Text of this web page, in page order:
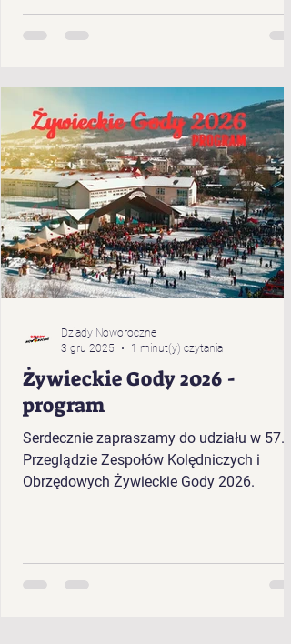
Cięciny „Gronicki” z Brzuśnika „Jukace” z
Zabłocia „Pietrasianie” z Nieledwi „Świerki”
zza Potoka” z Brzuśnika „Bojcery” z
„Przybłędy” z Przybędzy „Wyrwicisy” z
Ciśca „Romanka” z Żabnicy „Harnasie z
Łyngu” z Milówki „K
Żywieckie Gody 2026 -
program
Serdecznie zapraszamy do udziału w 57.
Przeglądzie Zespołów Kolędniczych i
Obrzędowych Żywieckie Gody 2026.
Dziady Noworoczne
3 gru 2025
1 minut(y) czytania